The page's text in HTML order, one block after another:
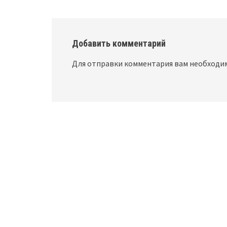
Добавить комментарий
Для отправки комментария вам